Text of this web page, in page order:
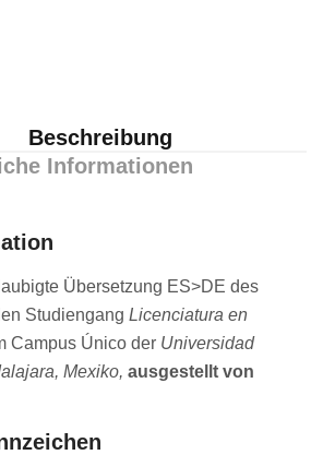
Beschreibung
Informationen
Übersetzung ES>DE des
Studiengang Licenciatura en
Campus Único der Universidad
Mexiko, ausgestellt von